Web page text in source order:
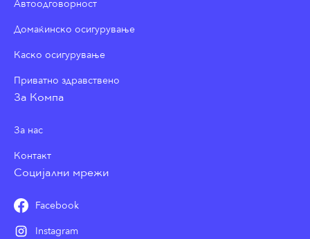
Автоодговорност
Домаќинско осигурување
Каско осигурување
Приватно здравствено
За Компа
За нас
Контакт
Социјални мрежи
Facebook
Instagram